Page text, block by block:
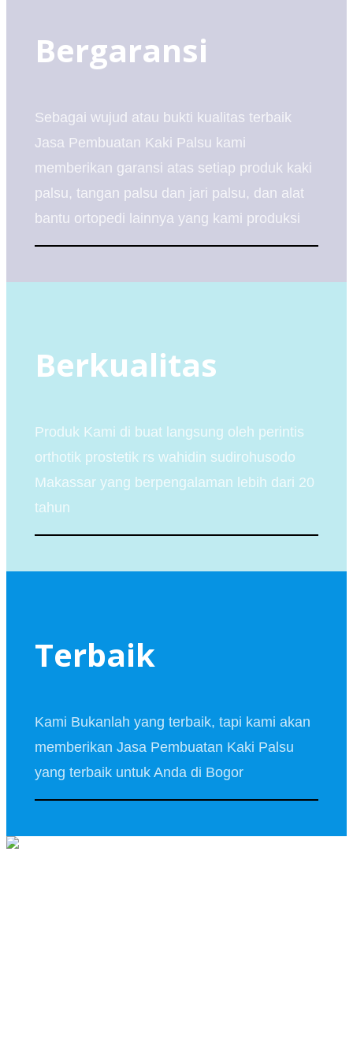
Bergaransi
Sebagai wujud atau bukti kualitas terbaik
Jasa Pembuatan Kaki Palsu kami
memberikan garansi atas setiap produk kaki
palsu, tangan palsu dan jari palsu, dan alat
bantu ortopedi lainnya yang kami produksi
Berkualitas
Produk Kami di buat langsung oleh perintis
orthotik prostetik rs wahidin sudirohusodo
Makassar yang berpengalaman lebih dari 20
tahun
Terbaik
Kami Bukanlah yang terbaik, tapi kami akan
memberikan Jasa Pembuatan Kaki Palsu
yang terbaik untuk Anda di Bogor